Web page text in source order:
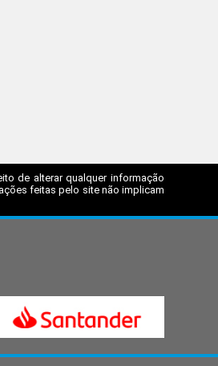
de alterar qualquer informação
feitas pelo site não implicam